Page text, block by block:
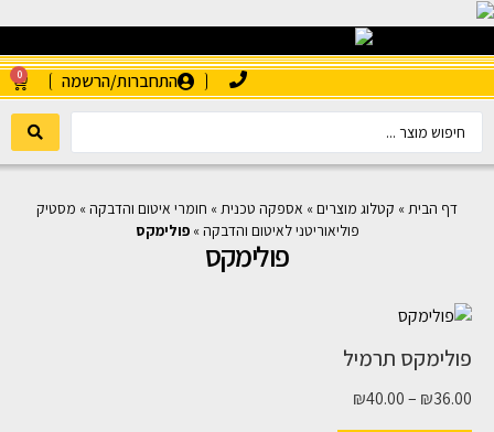
התחברות/הרשמה 0
דף הבית» קטלוג מוצרים» אספקה טכנית» חומרי איטום והדבקה» מסטיק
פוליאוריטני לאיטום והדבקה»פולימקס
פולימקס
פולימקס תרמיל
₪36.00
–
₪40.00